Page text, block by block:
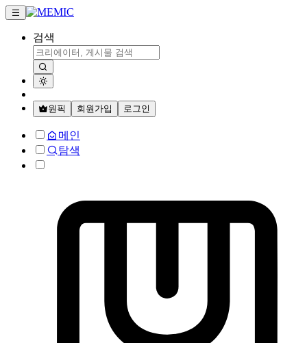
검색
원픽 회원가입 로그인
메인
탐색